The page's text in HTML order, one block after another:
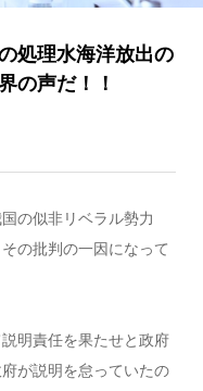
処理水海洋放出の
の声だ！！
の似非リベラル勢力
の批判の一因になって
明責任を果たせと政府
が説明を怠っていたの